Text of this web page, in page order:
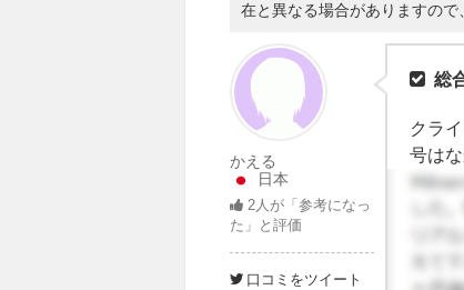
在と異なる場合がありますので
かえる
日本
2人が「参考になっ
た」と評価
口コミをツイート
総
クラ
号は
辺...